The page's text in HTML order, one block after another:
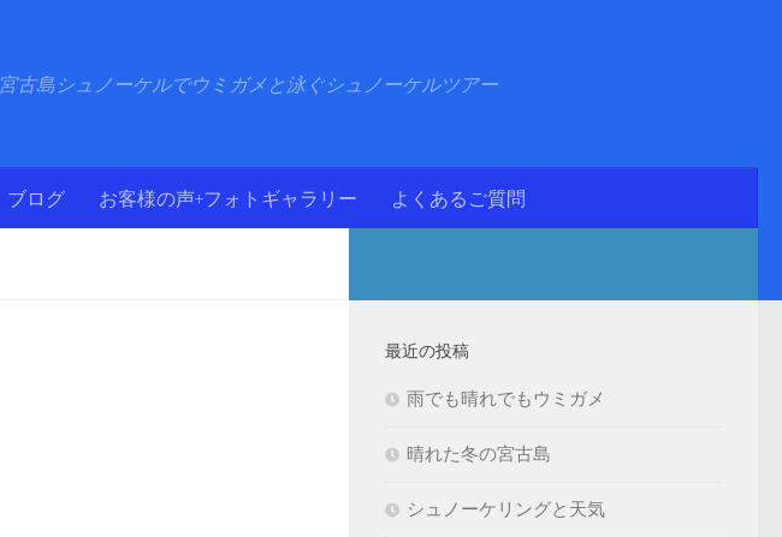
宮古島シュノーケルでウミガメと泳ぐシュノーケルツアー
ブログ お客様の声+フォトギャラリー よくあるご質問
最近の投稿
雨でも晴れでもウミガメ
晴れた冬の宮古島
シュノーケリングと天気